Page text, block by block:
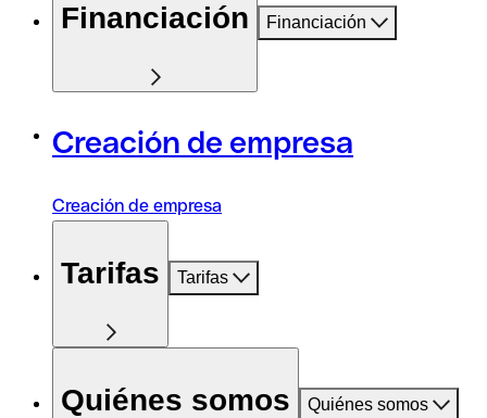
Financiación Financiación
Creación de empresa
Creación de empresa
Tarifas Tarifas
Quiénes somos Quiénes somos